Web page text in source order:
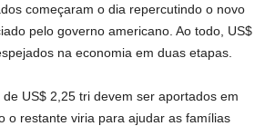
começaram o dia repercutindo o novo
pelo governo americano. Ao todo, US$
na economia em duas etapas.
US$ 2,25 tri devem ser aportados em
o restante viria para ajudar as famílias